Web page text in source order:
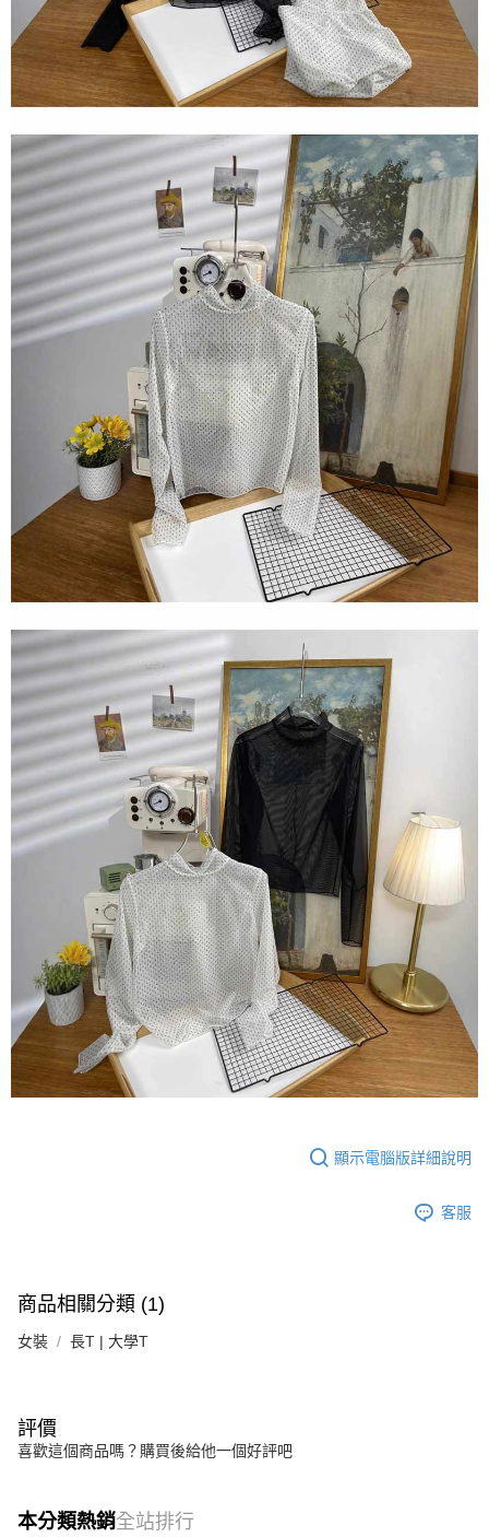
顯示電腦版詳細說明
客服
商品相關分類 (1)
女裝 長T | 大學T
評價
喜歡這個商品嗎？購買後給他一個好評吧
本分類熱銷全站排行